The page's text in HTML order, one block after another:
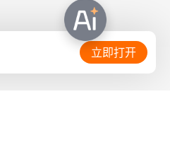
立即打开